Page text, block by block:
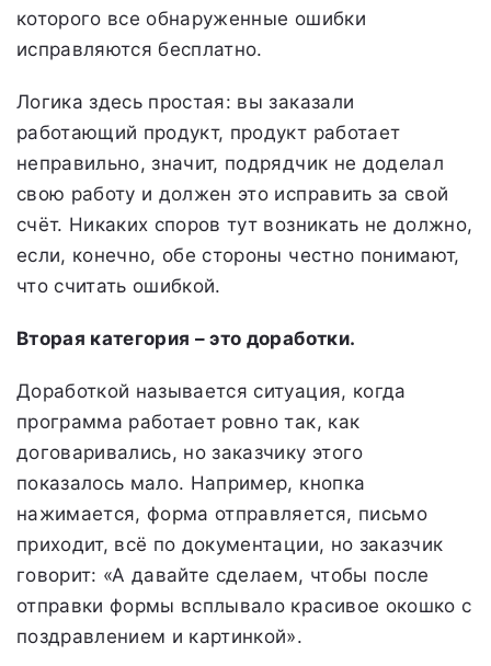
которого все обнаруженные ошибки
исправляются бесплатно.
Логика здесь простая: вы заказали
работающий продукт, продукт работает
неправильно, значит, подрядчик не доделал
свою работу и должен это исправить за свой
счёт. Никаких споров тут возникать не должно,
если, конечно, обе стороны честно понимают,
что считать ошибкой.
Вторая категория – это доработки.
Доработкой называется ситуация, когда
программа работает ровно так, как
договаривались, но заказчику этого
показалось мало. Например, кнопка
нажимается, форма отправляется, письмо
приходит, всё по документации, но заказчик
говорит: «А давайте сделаем, чтобы после
отправки формы всплывало красивое окошко с
поздравлением и картинкой».